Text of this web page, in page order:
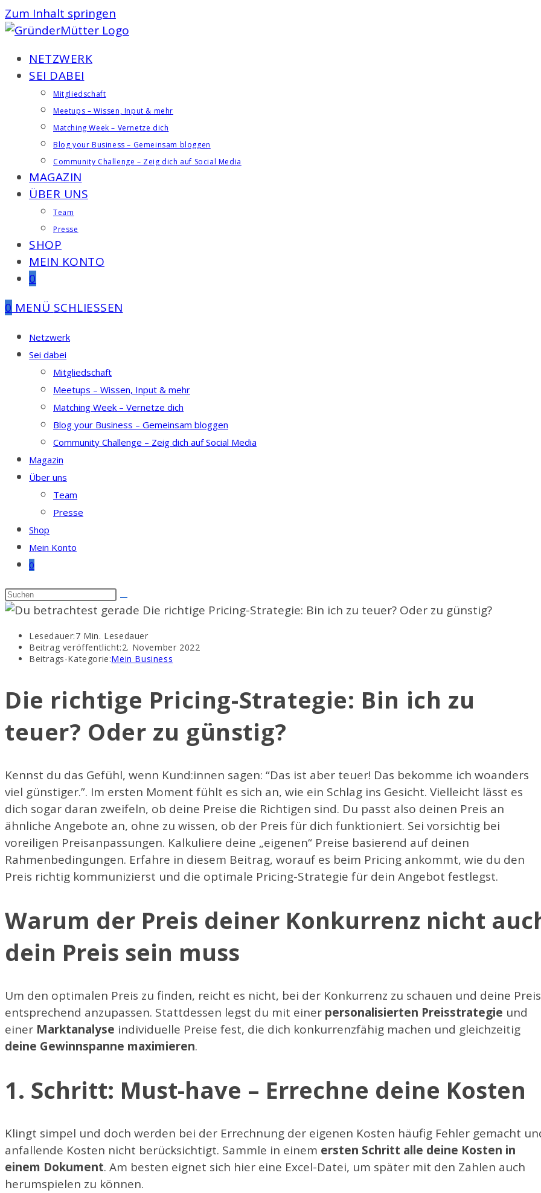
Zum Inhalt springen
NETZWERK
SEI DABEI
Mitgliedschaft
Meetups – Wissen, Input & mehr
Matching Week – Vernetze dich
Blog your Business – Gemeinsam bloggen
Community Challenge – Zeig dich auf Social Media
MAGAZIN
ÜBER UNS
Team
Presse
SHOP
MEIN KONTO
0
0 MENÜ SCHLIESSEN
Netzwerk
Sei dabei
Mitgliedschaft
Meetups – Wissen, Input & mehr
Matching Week – Vernetze dich
Blog your Business – Gemeinsam bloggen
Community Challenge – Zeig dich auf Social Media
Magazin
Über uns
Team
Presse
Shop
Mein Konto
0
Lesedauer:7 Min. Lesedauer
Beitrag veröffentlicht:2. November 2022
Beitrags-Kategorie:Mein Business
Die richtige Pricing-Strategie: Bin ich zu
teuer? Oder zu günstig?
Kennst du das Gefühl, wenn Kund:innen sagen: “Das ist aber teuer! Das bekomme ich woanders
viel günstiger.”. Im ersten Moment fühlt es sich an, wie ein Schlag ins Gesicht. Vielleicht lässt es
dich sogar daran zweifeln, ob deine Preise die Richtigen sind. Du passt also deinen Preis an
ähnliche Angebote an, ohne zu wissen, ob der Preis für dich funktioniert. Sei vorsichtig bei
voreiligen Preisanpassungen. Kalkuliere deine „eigenen“ Preise basierend auf deinen
Rahmenbedingungen. Erfahre in diesem Beitrag, worauf es beim Pricing ankommt, wie du den
Preis richtig kommunizierst und die optimale Pricing-Strategie für dein Angebot festlegst.
Warum der Preis deiner Konkurrenz nicht
dein Preis sein muss
Um den optimalen Preis zu finden, reicht es nicht, bei der Konkurrenz zu schauen und deine
entsprechend anzupassen. Stattdessen legst du mit einer personalisierten Preisstrategie und
einer Marktanalyse individuelle Preise fest, die dich konkurrenzfähig machen und gleichzeitig
deine Gewinnspanne maximieren.
1. Schritt: Must-have – Errechne deine Kosten
Klingt simpel und doch werden bei der Errechnung der eigenen Kosten häufig Fehler gemacht
anfallende Kosten nicht berücksichtigt. Sammle in einem ersten Schritt alle deine Kosten in
einem Dokument. Am besten eignet sich hier eine Excel-Datei, um später mit den Zahlen auch
herumspielen zu können.